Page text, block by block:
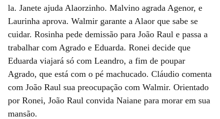
la. Janete ajuda Alaorzinho. Malvino agrada Agenor, e
Laurinha aprova. Walmir garante a Alaor que sabe se
cuidar. Rosinha pede demissão para João Raul e passa a
trabalhar com Agrado e Eduarda. Ronei decide que
Eduarda viajará só com Leandro, a fim de poupar
Agrado, que está com o pé machucado. Cláudio comenta
com João Raul sua preocupação com Walmir. Orientado
por Ronei, João Raul convida Naiane para morar em sua
mansão.